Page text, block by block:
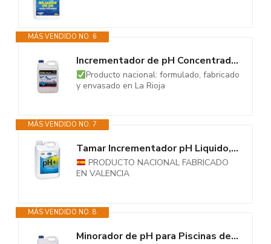
MÁS VENDIDO NO. 6
Incrementador de pH Concentrado para Piscinas DIAMAS PH 5 litros - Aumenta...
Producto nacional: formulado, fabricado
y envasado en La Rioja
MÁS VENDIDO NO. 7
Tamar Incrementador pH Liquido, regulador de pH 5 litros.
PRODUCTO NACIONAL FABRICADO
EN VALENCIA
MÁS VENDIDO NO. 8
Minorador de pH para Piscinas de Obra, Poliester/Liner y electrólisis...